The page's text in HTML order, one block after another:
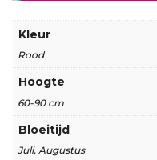
Kleur
Rood
Hoogte
60-90 cm
Bloeitijd
Juli, Augustus